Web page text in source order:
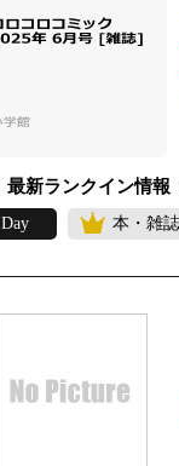
最新ランクイン情報
Day 本・雑